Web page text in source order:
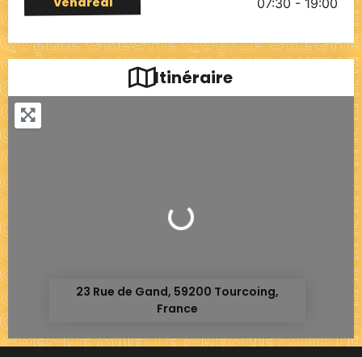
Itinéraire
Chargement...
23 Rue de Gand, 59200 Tourcoing,
France